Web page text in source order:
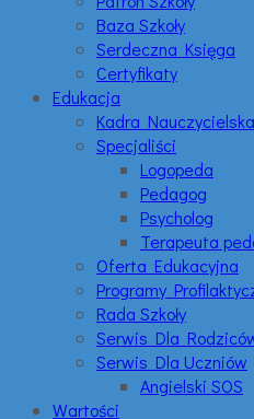
Baza Szkoły
Serdeczna Księga
Certyfikaty
Edukacja
Kadra Nauczycielska
Specjaliści
Logopeda
Pedagog
Psycholog
Terapeuta
Oferta Edukacyjna
Programy
Rada Szkoły
Serwis Dla
Serwis Dla Uczniów
Angielski SOS
Wartości